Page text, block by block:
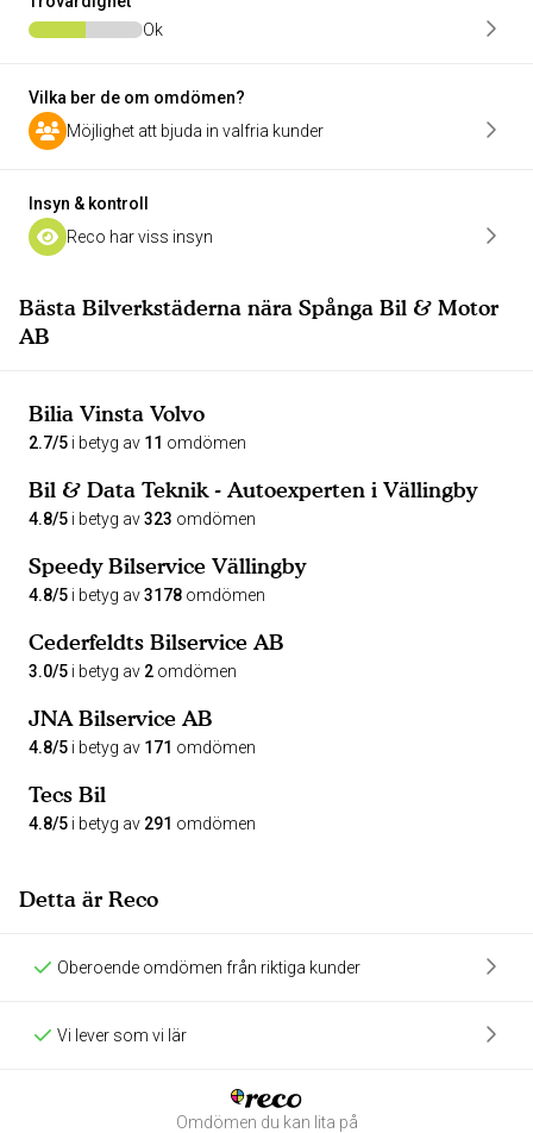
Ok
Vilka ber de om omdömen?
Möjlighet att bjuda in valfria kunder
Insyn & kontroll
Reco har viss insyn
Bästa Bilverkstäderna nära Spånga Bil & Motor
AB
Bilia Vinsta Volvo
2.7/5 i betyg av 11 omdömen
Bil & Data Teknik - Autoexperten i Vällingby
4.8/5 i betyg av323 omdömen
Speedy Bilservice Vällingby
4.8/5 i betyg av3178 omdömen
Cederfeldts Bilservice AB
3.0/5 i betyg av 2 omdömen
JNA Bilservice AB
4.8/5 i betyg av 171 omdömen
Tecs Bil
4.8/5 i betyg av 291 omdömen
Detta är Reco
Oberoende omdömen från riktiga kunder
Vi lever som vi lär
Omdömen du kan lita på